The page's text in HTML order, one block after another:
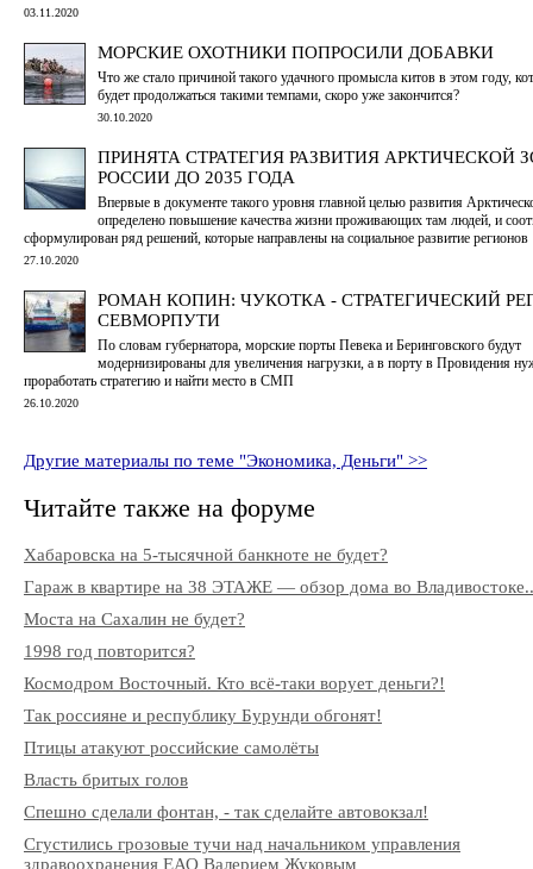
03.11.2020
МОРСКИЕ ОХОТНИКИ ПОПРОСИЛИ ДОБАВКИ
Что же стало причиной такого удачного промысла китов в этом году,
будет продолжаться такими темпами, скоро уже закончится?
30.10.2020
ПРИНЯТА СТРАТЕГИЯ РАЗВИТИЯ АРКТИЧЕСКОЙ
РОССИИ ДО 2035 ГОДА
Впервые в документе такого уровня главной целью развития
определено повышение качества жизни проживающих там людей, и
сформулирован ряд решений, которые направлены на социальное развитие регионов
27.10.2020
РОМАН КОПИН: ЧУКОТКА - СТРАТЕГИЧЕСКИЙ
СЕВМОРПУТИ
По словам губернатора, морские порты Певека и Беринговского будут
модернизированы для увеличения нагрузки, а в порту в Провидения
проработать стратегию и найти место в СМП
26.10.2020
Другие материалы по теме "Экономика, Деньги" >>
Читайте также на форуме
Хабаровска на 5-тысячной банкноте не будет?
Гараж в квартире на 38 ЭТАЖЕ — обзор дома во
Моста на Сахалин не будет?
1998 год повторится?
Космодром Восточный. Кто всё-таки ворует деньги?!
Так россияне и республику Бурунди обгонят!
Птицы атакуют российские самолёты
Власть бритых голов
Спешно сделали фонтан, - так сделайте автовокзал!
Сгустились грозовые тучи над начальником управления
здравоохранения ЕАО Валерием Жуковым